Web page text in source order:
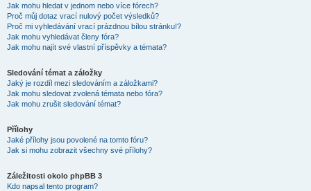
Jak mohu hledat v jednom nebo více fórech?
Proč můj dotaz vrací nulový počet výsledků?
Proč mi vyhledávání vrací prázdnou bílou stránku!?
Jak mohu vyhledávat členy fóra?
Jak mohu najít své vlastní příspěvky a témata?
Sledování témat a záložky
Jaký je rozdíl mezi sledováním a záložkami?
Jak mohu sledovat zvolená témata nebo fóra?
Jak mohu zrušit sledování témat?
Přílohy
Jaké přílohy jsou povolené na tomto fóru?
Jak si mohu zobrazit všechny své přílohy?
Záležitosti okolo phpBB 3
Kdo napsal tento program?